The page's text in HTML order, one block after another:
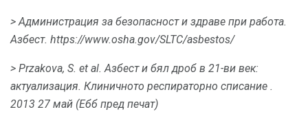
> Администрация за безопасност и здраве при работа.
Азбест. https://www.osha.gov/SLTC/asbestos/
> Przakova, S. et al. Азбест и бял дроб в 21-ви век:
актуализация. Клиничното респираторно списание .
2013 27 май (Ебб пред печат)